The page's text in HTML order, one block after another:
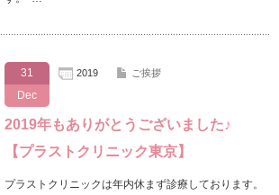
31
Dec
2019 ご挨拶
2019年もありがとうございました♪
【プラストクリニック東京】
プラストクリニックは年内休まず診療しております。